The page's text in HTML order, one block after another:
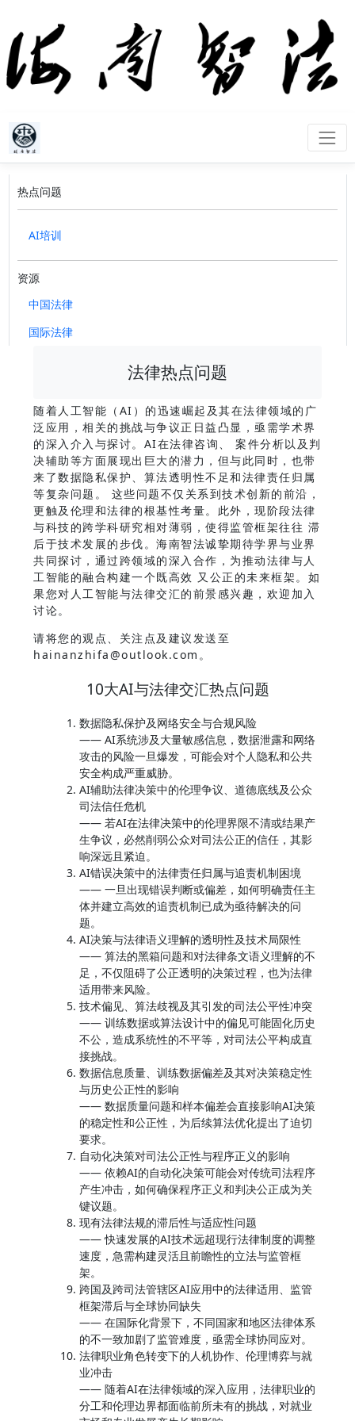
热点问题
AI培训
资源
中国法律
国际法律
法律热点问题
随着人工智能（AI）的迅速崛起及其在法律领域的广
泛应用，相关的挑战与争议正日益凸显，亟需学术界
的深入介入与探讨。AI在法律咨询、 案件分析以及判
决辅助等方面展现出巨大的潜力，但与此同时，也带
来了数据隐私保护、算法透明性不足和法律责任归属
等复杂问题。 这些问题不仅关系到技术创新的前沿，
更触及伦理和法律的根基性考量。此外，现阶段法律
与科技的跨学科研究相对薄弱，使得监管框架往往 滞
后于技术发展的步伐。海南智法诚挚期待学界与业界
共同探讨，通过跨领域的深入合作，为推动法律与人
工智能的融合构建一个既高效 又公正的未来框架。如
果您对人工智能与法律交汇的前景感兴趣，欢迎加入
讨论。
请将您的观点、关注点及建议发送至
hainanzhifa@outlook.com。
10大AI与法律交汇热点问题
数据隐私保护及网络安全与合规风险
—— AI系统涉及大量敏感信息，数据泄露和网络
攻击的风险一旦爆发，可能会对个人隐私和公共
安全构成严重威胁。
AI辅助法律决策中的伦理争议、道德底线及公众
司法信任危机
—— 若AI在法律决策中的伦理界限不清或结果产
生争议，必然削弱公众对司法公正的信任，其影
响深远且紧迫。
AI错误决策中的法律责任归属与追责机制困境
—— 一旦出现错误判断或偏差，如何明确责任主
体并建立高效的追责机制已成为亟待解决的问
题。
AI决策与法律语义理解的透明性及技术局限性
—— 算法的黑箱问题和对法律条文语义理解的不
足，不仅阻碍了公正透明的决策过程，也为法律
适用带来风险。
技术偏见、算法歧视及其引发的司法公平性冲突
—— 训练数据或算法设计中的偏见可能固化历史
不公，造成系统性的不平等，对司法公平构成直
接挑战。
数据信息质量、训练数据偏差及其对决策稳定性
与历史公正性的影响
—— 数据质量问题和样本偏差会直接影响AI决策
的稳定性和公正性，为后续算法优化提出了迫切
要求。
自动化决策对司法公正性与程序正义的影响
—— 依赖AI的自动化决策可能会对传统司法程序
产生冲击，如何确保程序正义和判决公正成为关
键议题。
现有法律法规的滞后性与适应性问题
—— 快速发展的AI技术远超现行法律制度的调整
速度，急需构建灵活且前瞻性的立法与监管框
架。
跨国及跨司法管辖区AI应用中的法律适用、监管
框架滞后与全球协同缺失
—— 在国际化背景下，不同国家和地区法律体系
的不一致加剧了监管难度，亟需全球协同应对。
法律职业角色转变下的人机协作、伦理博弈与就
业冲击
—— 随着AI在法律领域的深入应用，法律职业的
分工和伦理边界都面临前所未有的挑战，对就业